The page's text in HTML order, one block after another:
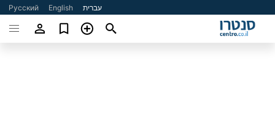
עברית English
Русский